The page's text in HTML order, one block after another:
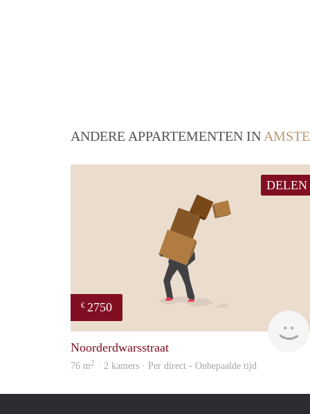
ANDERE APPARTEMENTEN IN
DELEN
€ 2750
Noorderdwarsstraat
76 m2 · 2 kamers · Per direct - Onbepaalde tijd